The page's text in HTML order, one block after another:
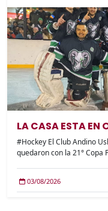
LA CASA ESTA EN
#Hockey El Club Andino
quedaron con la 21° Copa
03/08/2026